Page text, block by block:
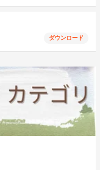
ダウンロード